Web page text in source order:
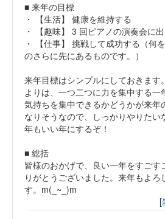
■ 来年の目標
・ 【生活】 健康を維持する
・ 【趣味】 3 回ピアノの演奏会に
・ 【仕事】 挑戦して成功する（何
のさらに先にあるものです。）
来年目標はシンプルにしておきます
よりは、一つ二つに力を集中する一
気持ちを集中できるかどうかが来年
なりそうなので、しっかりやりたい
年もいい年にするぞ！
■ 総括
皆様のおかげで、良い一年をすごす
りがとうございました。来年もよろ
す。m(_~_)m
[